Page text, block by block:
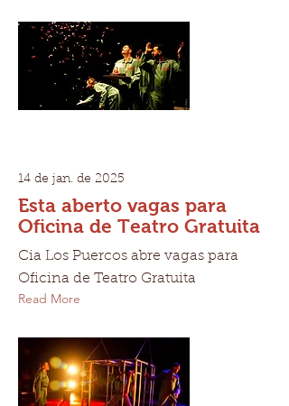
14 de jan. de 2025
Esta aberto vagas para
Oficina de Teatro Gratuita
Cia Los Puercos abre vagas para
Oficina de Teatro Gratuita
Read More